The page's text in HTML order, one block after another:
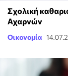
Σχολική
Αχαρνών
Οικονομία